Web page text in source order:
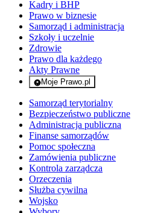
Kadry i BHP
Prawo w biznesie
Samorząd i administracja
Szkoły i uczelnie
Zdrowie
Prawo dla każdego
Akty Prawne
Moje Prawo.pl
- rejestracja i logowanie do
Samorząd terytorialny
Bezpieczeństwo publiczne
Administracja publiczna
Finanse samorządów
Pomoc społeczna
Zamówienia publiczne
Kontrola zarządcza
Orzeczenia
Służba cywilna
Wojsko